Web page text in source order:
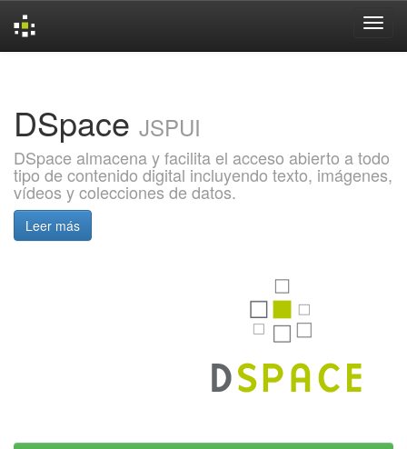
DSpace JSPUI
DSpace almacena y facilita el acceso abierto a todo
tipo de contenido digital incluyendo texto, imágenes,
vídeos y colecciones de datos.
Leer más